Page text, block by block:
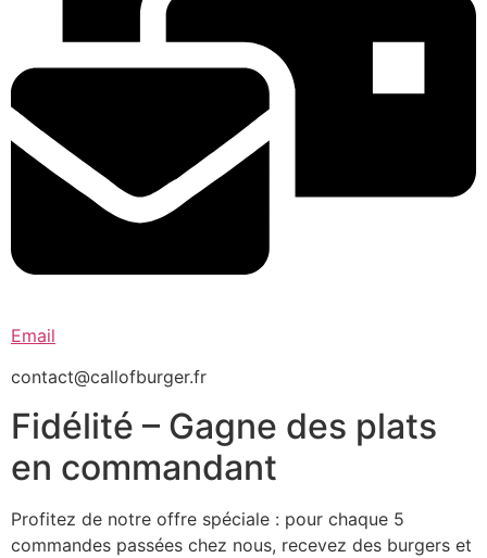
Email
contact@callofburger.fr
Fidélité – Gagne des plats
en commandant
Profitez de notre offre spéciale : pour chaque 5
commandes passées chez nous, recevez des burgers et